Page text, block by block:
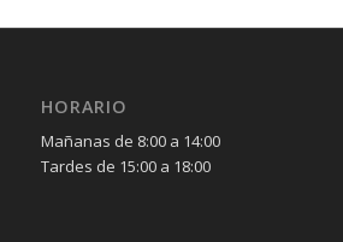
HORARIO
Mañanas de 8:00 a 14:00
Tardes de 15:00 a 18:00